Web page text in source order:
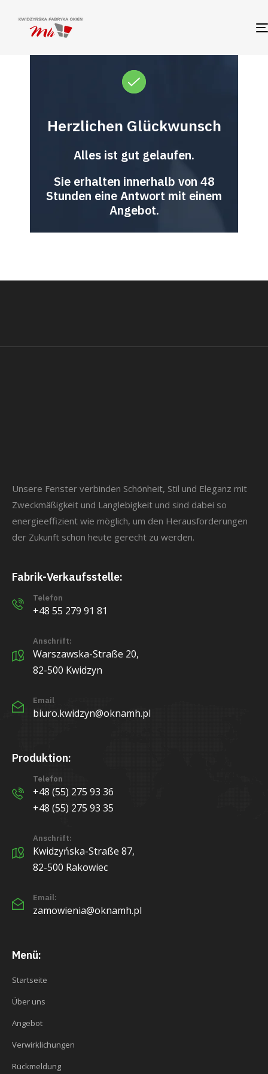
Herzlichen Glückwunsch
Alles ist gut gelaufen.
Sie erhalten innerhalb von 48
Stunden eine Antwort mit einem
Angebot.
Unsere Fenster verbinden Schönheit, Stil und Eleganz mit
Zweckmäßigkeit und Langlebigkeit und sind dabei so
energieeffizient wie möglich, um den Herausforderungen
der Zukunft schon heute gerecht zu werden.
Fabrik-Verkaufsstelle:
Telefon
+48 55 279 91 81
Anschrift:
Warszawska-Straße 20,
82-500 Kwidzyn
Email
biuro.kwidzyn@oknamh.pl
Produktion:
Telefon
+48 (55) 275 93 36
+48 (55) 275 93 35
Anschrift:
Kwidzyńska-Straße 87,
82-500 Rakowiec
Email:
zamowienia@oknamh.pl
Menü:
Startseite
Über uns
Angebot
Verwirklichungen
Rückmeldung